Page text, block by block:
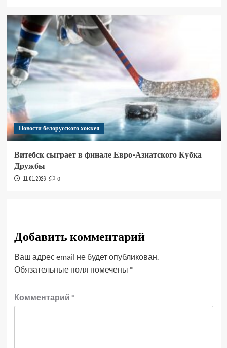
Новости белорусского хоккея
Витебск сыграет в финале Евро-Азиатского Кубка
Дружбы
11.01.2026 0
Добавить комментарий
Ваш адрес email не будет опубликован.
Обязательные поля помечены *
Комментарий *